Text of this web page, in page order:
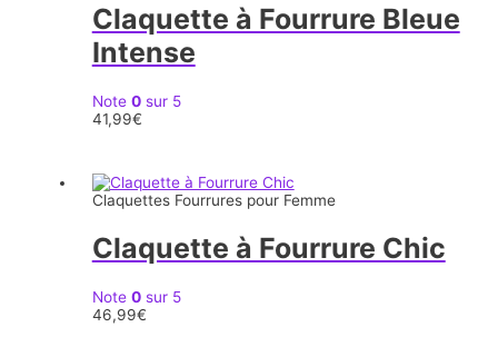
Claquette à Fourrure Bleue
Intense
Note 0sur 5
41,99€
Claquettes Fourrures pour Femme
Claquette à Fourrure Chic
Note 0sur 5
46,99€